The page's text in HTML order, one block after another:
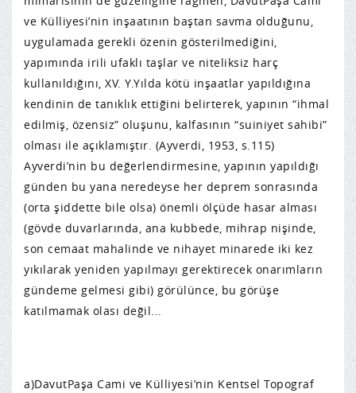
ve Külliyesi’nin inşaatının baştan savma olduğunu,
uygulamada gerekli özenin gösterilmediğini,
yapımında irili ufaklı taşlar ve niteliksiz harç
kullanıldığını, XV. Y.Yılda kötü inşaatlar yapıldığına
kendinin de tanıklık ettiğini belirterek, yapının “ihmal
edilmiş, özensiz” oluşunu, kalfasının “suiniyet sahibi”
olması ile açıklamıştır. (Ayverdi, 1953, s.115)
Ayverdi’nin bu değerlendirmesine, yapının yapıldığı
günden bu yana neredeyse her deprem sonrasında
(orta şiddette bile olsa) önemli ölçüde hasar alması
(gövde duvarlarında, ana kubbede, mihrap nişinde,
son cemaat mahalinde ve nihayet minarede iki kez
yıkılarak yeniden yapılmayı gerektirecek onarımların
gündeme gelmesi gibi) görülünce, bu görüşe
katılmamak olası değil...
a)DavutPaşa Cami ve Külliyesi’nin Kentsel Topograf